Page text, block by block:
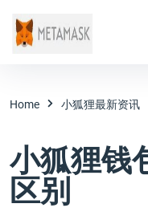
Home 小狐狸最新资讯
小狐狸钱
区别